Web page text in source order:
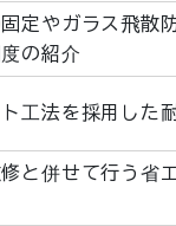
定やガラス飛散
の紹介
工法を採用した
と併せて行う省